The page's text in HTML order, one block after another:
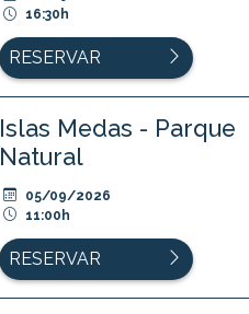
16:30h
RESERVAR
Islas Medas - Parque
Natural
05/09/2026
11:00h
RESERVAR